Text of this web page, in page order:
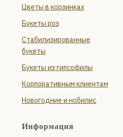
Цветы в корзинках
Букеты роз
Стабилизированные
букеты
Букеты из гипсофилы
Корпоративным клиентам
Новогодние и нобилис
Информация